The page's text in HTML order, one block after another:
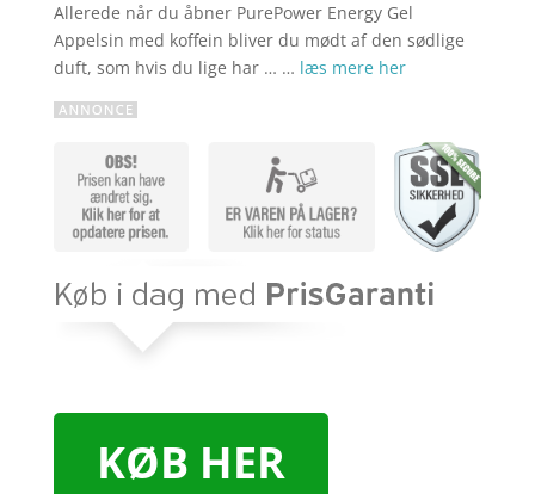
Allerede når du åbner PurePower Energy Gel
Appelsin med koffein bliver du mødt af den sødlige
duft, som hvis du lige har … … læs mere her
KØB HER